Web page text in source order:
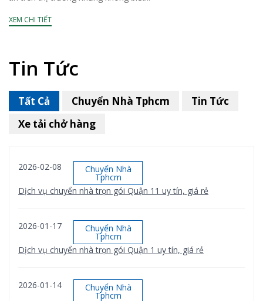
XEM CHI TIẾT
Tin Tức
Tất Cả
2026-02-08 Chuyển Nhà
Tphcm
Dịch vụ chuyển nhà trọn gói Quận 11 uy tín, giá rẻ
2026-01-17 Chuyển Nhà
Tphcm
Dịch vụ chuyển nhà trọn gói Quận 1 uy tín, giá rẻ
2026-01-14 Chuyển Nhà
Tphcm
Chuyển Nhà Tphcm
Tin Tức
Xe tải chở hàng